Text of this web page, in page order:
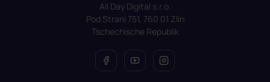
All Day Digital s.r.o.
Pod Strani 751, 760 01 Zlín
Tschechische Republik